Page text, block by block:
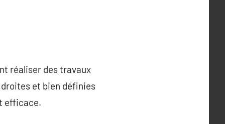
réaliser des travaux
et bien définies
efficace.